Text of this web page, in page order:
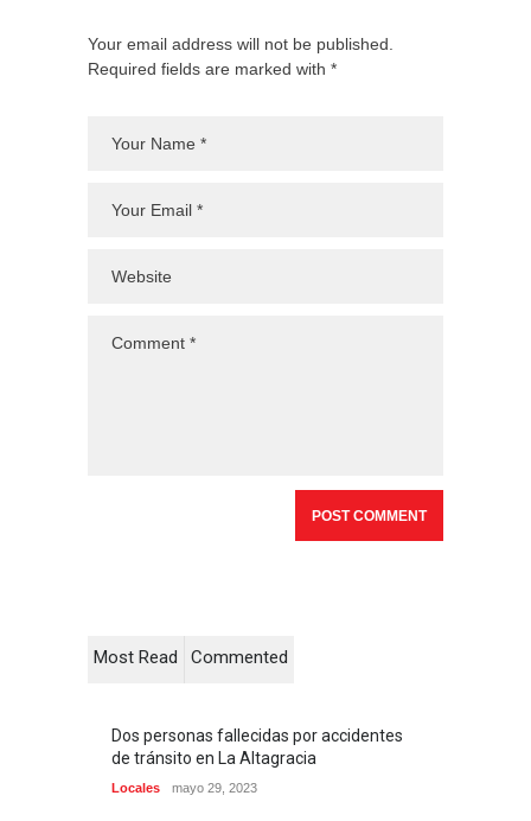
Your email address will not be published.
Required fields are marked with *
Most Read Commented
Dos personas fallecidas por accidentes
de tránsito en La Altagracia
Locales mayo 29, 2023